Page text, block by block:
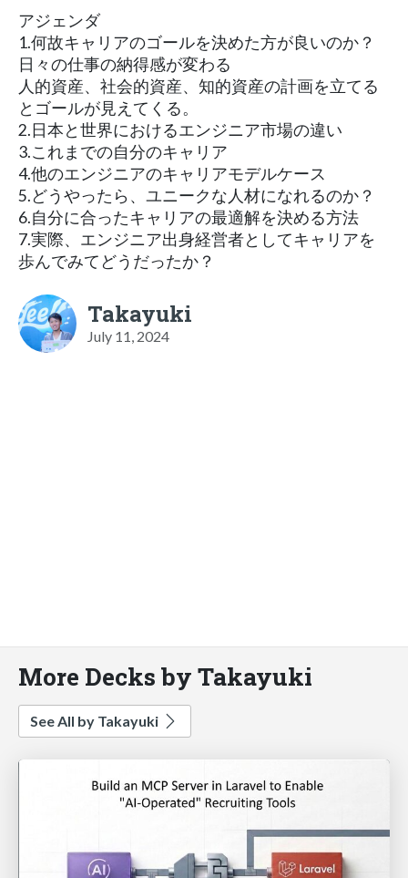
アジェンダ
1.何故キャリアのゴールを決めた方が良いのか？
日々の仕事の納得感が変わる
人的資産、社会的資産、知的資産の計画を立てる
とゴールが見えてくる。
2.日本と世界におけるエンジニア市場の違い
3.これまでの自分のキャリア
4.他のエンジニアのキャリアモデルケース
5.どうやったら、ユニークな人材になれるのか？
6.自分に合ったキャリアの最適解を決める方法
7.実際、エンジニア出身経営者としてキャリアを
歩んでみてどうだったか？
Takayuki
July 11, 2024
More Decks by Takayuki
See All by Takayuki